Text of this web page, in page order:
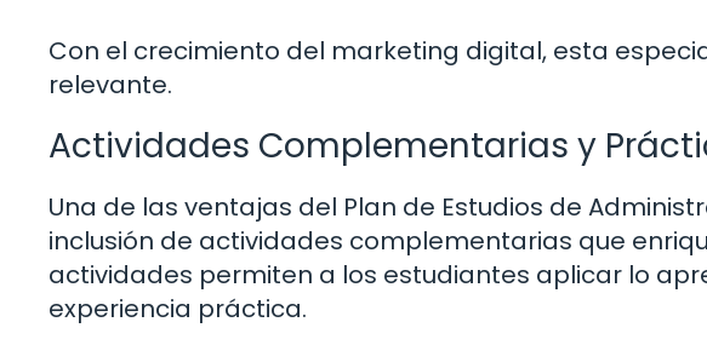
Con el crecimiento del marketing digital, esta
relevante.
Actividades Complementarias y
Una de las ventajas del Plan de Estudios de
inclusión de actividades complementarias que
actividades permiten a los estudiantes aplicar lo
experiencia práctica.